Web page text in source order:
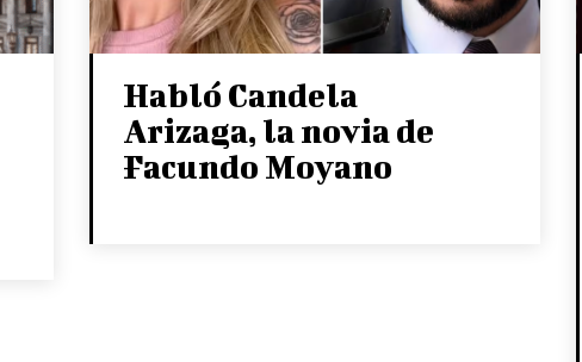
Habló Candela
Arizaga, la novia de
Facundo Moyano